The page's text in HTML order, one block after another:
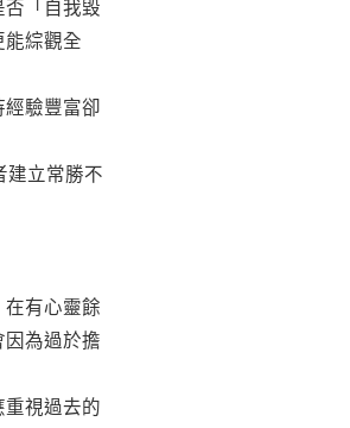
否「自我毀
能綜觀全
驗豐富卻
建立常勝不
有心靈餘
為過於擔
視過去的